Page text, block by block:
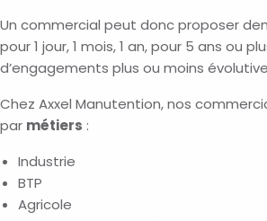
Un commercial peut donc proposer
pour 1 jour, 1 mois, 1 an, pour 5 ans ou
d’engagements plus ou moins
Chez Axxel Manutention, nos
par métiers :
Industrie
BTP
Agricole